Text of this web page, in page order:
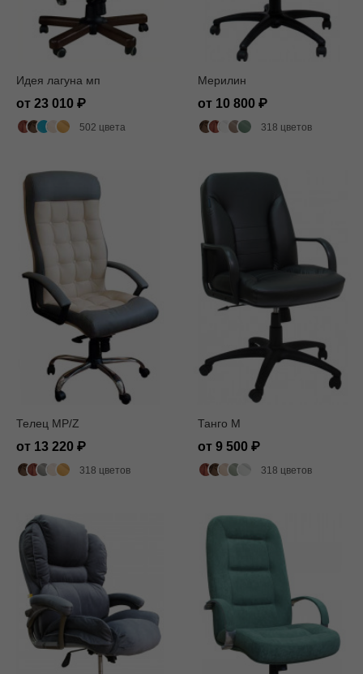
Идея лагуна мп
от 23 010
502 цвета
Мерилин
от 10 800
318 цветов
Телец MP/Z
от 13 220
318 цветов
Танго M
от 9 500
318 цветов